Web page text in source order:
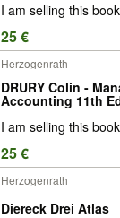
I am selling this
25 €
Herzogenrath
DRURY Colin -
Accounting 11th
I am selling this
25 €
Herzogenrath
Diereck Drei Atlas